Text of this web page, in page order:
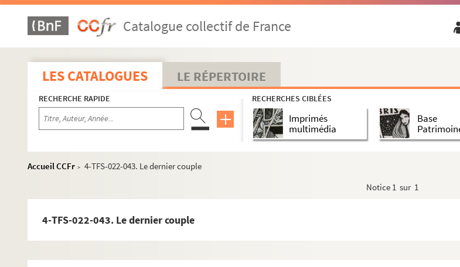
Catalogue collectif de France
LES CATALOGUES LE RÉPERTOIRE
RECHERCHE RAPIDE RECHERCHES CIBLÉES
Imprimés
multimédia
Base
Accueil CCFr > 4-TFS-022-043. Le dernier couple
Notice 1 sur 1
4-TFS-022-043. Le dernier couple